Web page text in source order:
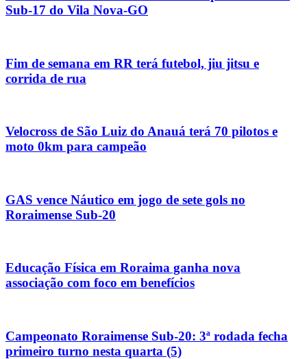
Sub-17 do Vila Nova-GO
Fim de semana em RR terá futebol, jiu jitsu e
corrida de rua
Velocross de São Luiz do Anauá terá 70 pilotos e
moto 0km para campeão
GAS vence Náutico em jogo de sete gols no
Roraimense Sub-20
Educação Física em Roraima ganha nova
associação com foco em benefícios
Campeonato Roraimense Sub-20: 3ª rodada fecha
primeiro turno nesta quarta (5)